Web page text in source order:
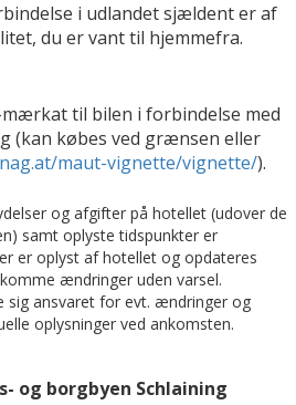
i udlandet sjældent er af
du er vant til hjemmefra.
til bilen i forbindelse med
(kan købes ved grænsen eller
maut-vignette/vignette/).
og afgifter på hotellet (udover de
samt oplyste tidspunkter er
er oplyst af hotellet og opdateres
ændringer uden varsel.
sig ansvaret for evt. ændringer og
oplysninger ved ankomsten.
og borgbyen Schlaining